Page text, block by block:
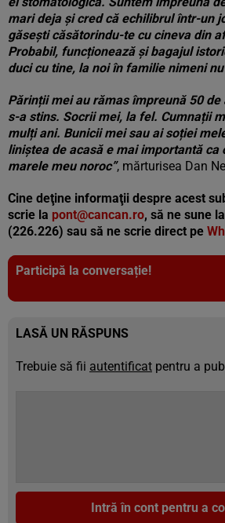
mari deja și cred că echilibrul într-un
găseşti căsătorindu-te cu cineva din
Probabil, funcționează şi bagajul
duci cu tine, la noi în familie nimeni
Părinții mei au rămas împreună 50 de
s-a stins. Socrii mei, la fel. Cumnații
mulți ani. Bunicii mei sau ai soției
liniștea de acasă e mai importantă ca
marele meu noroc”, mărturisea Dan
Cine deţine informaţii despre acest
scrie la pont@cancan.ro, să ne sune
(226.226) sau să ne scrie direct pe
Participă la conversație!
LASĂ UN RĂSPUNS
Trebuie să fii autentificat pentru a
Intră în cont pentru a